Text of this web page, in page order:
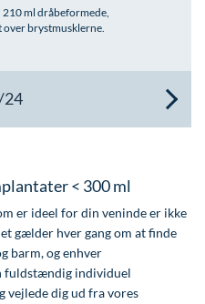
ml dråbeformede,
brystmusklerne.
< 300 ml
er ideel for din veninde er ikke
gælder hver gang om at finde
barm, og enhver
fuldstændig individuel
vejlede dig ud fra vores